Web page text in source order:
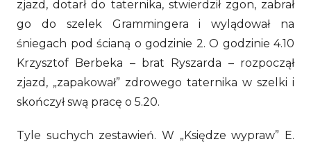
zjazd, dotarł do taternika, stwierdził zgon, zabrał
go do szelek Grammingera i wylądował na
śniegach pod ścianą o godzinie 2. O godzinie 4.10
Krzysztof Berbeka – brat Ryszarda – rozpoczął
zjazd, „zapakował” zdrowego taternika w szelki i
skończył swą pracę o 5.20.
Tyle suchych zestawień. W „Księdze wypraw” E.